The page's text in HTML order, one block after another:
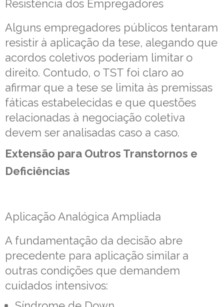
Resistência dos Empregadores
Alguns empregadores públicos tentaram
resistir à aplicação da tese, alegando que
acordos coletivos poderiam limitar o
direito. Contudo, o TST foi claro ao
afirmar que a tese se limita às premissas
fáticas estabelecidas e que questões
relacionadas à negociação coletiva
devem ser analisadas caso a caso.
Extensão para Outros Transtornos e
Deficiências
Aplicação Analógica Ampliada
A fundamentação da decisão abre
precedente para aplicação similar a
outras condições que demandem
cuidados intensivos: